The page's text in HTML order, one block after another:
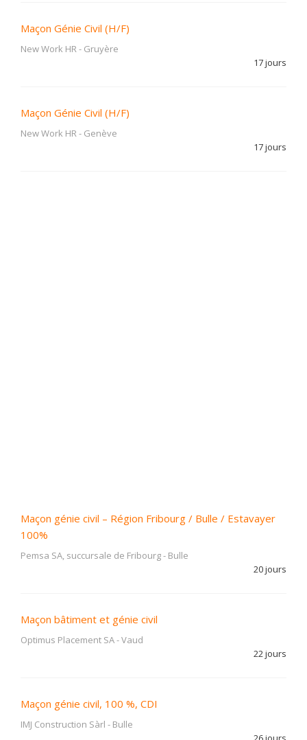
Maçon Génie Civil (H/F)
New Work HR- Gruyère
17 jours
Maçon Génie Civil (H/F)
New Work HR- Genève
17 jours
Maçon génie civil – Région Fribourg / Bulle / Estavayer
100%
Pemsa SA, succursale de Fribourg- Bulle
20 jours
Maçon bâtiment et génie civil
Optimus Placement SA-Vaud
22 jours
Maçon génie civil, 100 %, CDI
IMJ Construction Sàrl - Bulle